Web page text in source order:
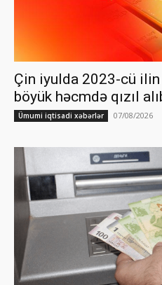
Çin iyulda 2023-cü ilin
böyük həcmdə qızıl
Ümumi iqtisadi xəbərlər 07/08/2026